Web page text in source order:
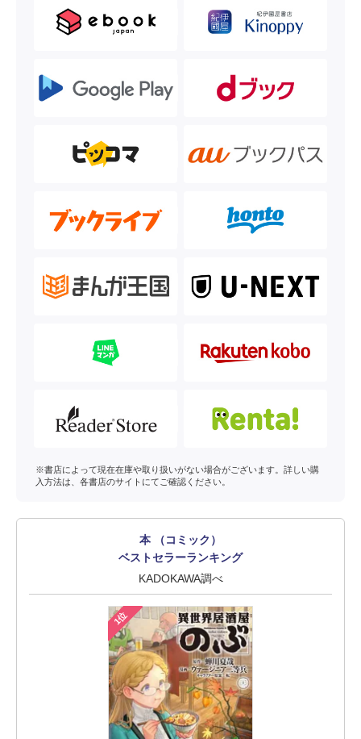
※書店によって現在在庫や取り扱いがない場合がございます。詳しい購
入方法は、各書店のサイトにてご確認ください。
本 （コミック）
ベストセラーランキング
KADOKAWA調べ
1位